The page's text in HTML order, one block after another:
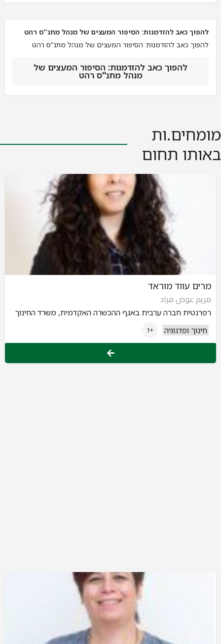
להפוך כאב להזדמנות: הסיפור המעצים של מנהל מתנ''ס רהט
להפוך כאב להזדמנות: הסיפור המעצים של מנהל מתנ''ס רהט
להפוך כאב להזדמנות: הסיפור המעצים של
מנהל מתנ''ס רהט
מומחים.ות
באותו תחום
מרים עווד מוראד
مريم عوض مراد
רפרנטית חברה ערבית באגף ההכשרה האקדמית, משרד החינוך
חינוך ופדגוגיה
+1